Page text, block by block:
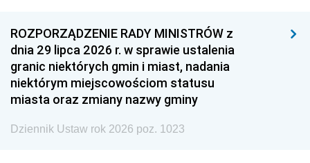
ROZPORZĄDZENIE RADY MINISTRÓW z
dnia 29 lipca 2026 r. w sprawie ustalenia
granic niektórych gmin i miast, nadania
niektórym miejscowościom statusu
miasta oraz zmiany nazwy gminy
Dziennik Ustaw rok 2026 poz. 1023